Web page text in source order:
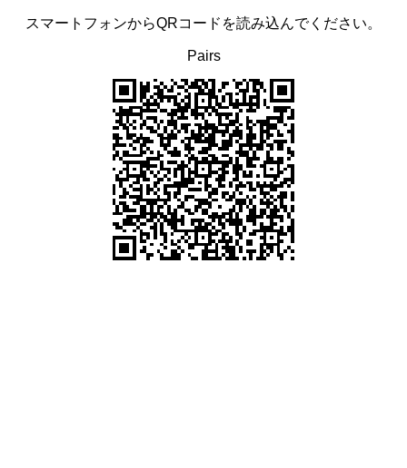
スマートフォンからQRコードを読み込んでください。
Pairs